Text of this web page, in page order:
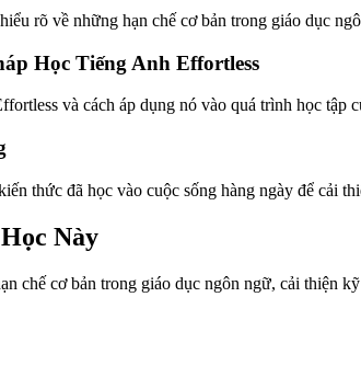
rõ về những hạn chế cơ bản trong giáo dục
Học Tiếng Anh Effortless
và cách áp dụng nó vào quá trình học tập
thức đã học vào cuộc sống hàng ngày để cải
Này
chế cơ bản trong giáo dục ngôn ngữ, cải thiện